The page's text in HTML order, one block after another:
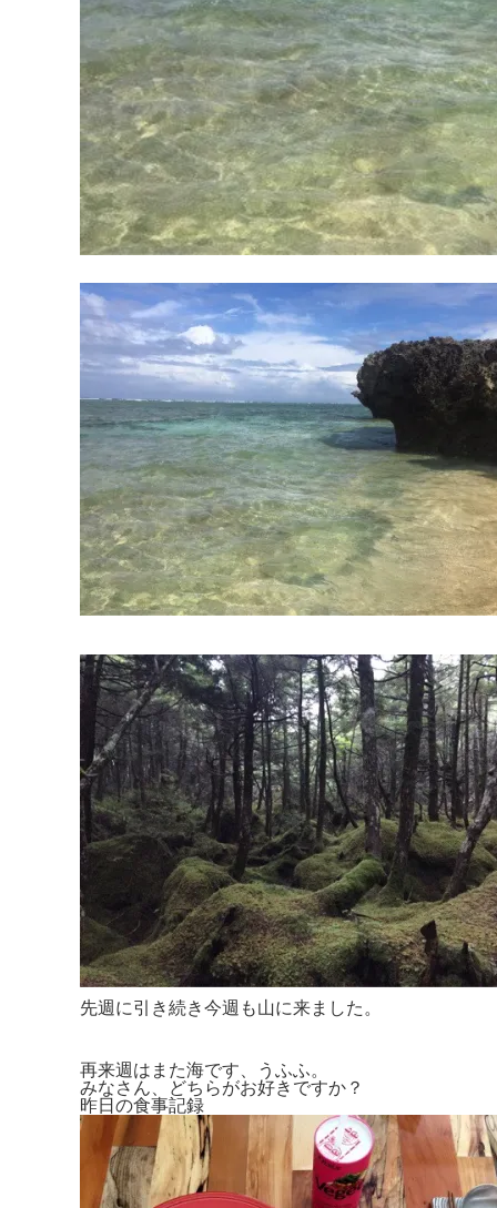
先週に引き続き今週も山に来ました。
再来週はまた海です、うふふ。
みなさん、どちらがお好きですか？
昨日の食事記録